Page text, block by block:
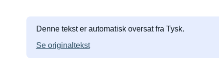
Denne tekst er automatisk oversat fra Tysk.
Se originaltekst